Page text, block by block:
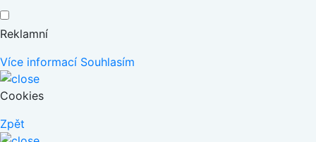
Reklamní
Více informací Souhlasím
Cookies
Zpět